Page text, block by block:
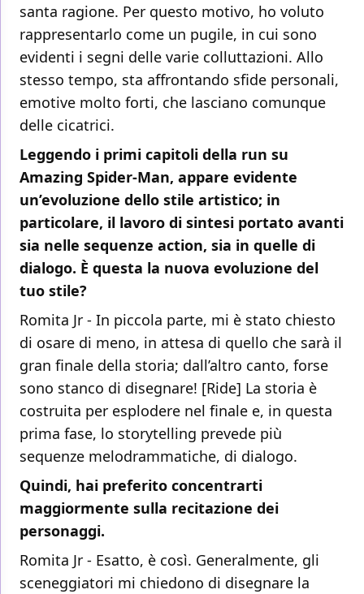
santa ragione. Per questo motivo, ho voluto
rappresentarlo come un pugile, in cui sono
evidenti i segni delle varie colluttazioni. Allo
stesso tempo, sta affrontando sfide personali,
emotive molto forti, che lasciano comunque
delle cicatrici.
Leggendo i primi capitoli della run su
Amazing Spider-Man, appare evidente
un’evoluzione dello stile artistico; in
particolare, il lavoro di sintesi portato avanti
sia nelle sequenze action, sia in quelle di
dialogo. È questa la nuova evoluzione del
tuo stile?
Romita Jr - In piccola parte, mi è stato chiesto
di osare di meno, in attesa di quello che sarà il
gran finale della storia; dall’altro canto, forse
sono stanco di disegnare! [Ride] La storia è
costruita per esplodere nel finale e, in questa
prima fase, lo storytelling prevede più
sequenze melodrammatiche, di dialogo.
Quindi, hai preferito concentrarti
maggiormente sulla recitazione dei
personaggi.
Romita Jr - Esatto, è così. Generalmente, gli
sceneggiatori mi chiedono di disegnare la